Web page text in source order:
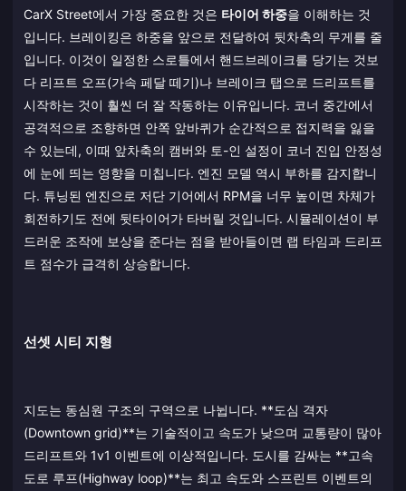
CarX Street에서 가장 중요한 것은 타이어 하중을 이해하는 것
입니다. 브레이킹은 하중을 앞으로 전달하여 뒷차축의 무게를 줄
입니다. 이것이 일정한 스로틀에서 핸드브레이크를 당기는 것보
다 리프트 오프(가속 페달 떼기)나 브레이크 탭으로 드리프트를
시작하는 것이 훨씬 더 잘 작동하는 이유입니다. 코너 중간에서
공격적으로 조향하면 안쪽 앞바퀴가 순간적으로 접지력을 잃을
수 있는데, 이때 앞차축의 캠버와 토-인 설정이 코너 진입 안정성
에 눈에 띄는 영향을 미칩니다. 엔진 모델 역시 부하를 감지합니
다. 튜닝된 엔진으로 저단 기어에서 RPM을 너무 높이면 차체가
회전하기도 전에 뒷타이어가 타버릴 것입니다. 시뮬레이션이 부
드러운 조작에 보상을 준다는 점을 받아들이면 랩 타임과 드리프
트 점수가 급격히 상승합니다.
선셋 시티 지형
지도는 동심원 구조의 구역으로 나뉩니다. **도심 격자
(Downtown grid)**는 기술적이고 속도가 낮으며 교통량이 많아
드리프트와 1v1 이벤트에 이상적입니다. 도시를 감싸는 **고속
도로 루프(Highway loop)**는 최고 속도와 스프린트 이벤트의